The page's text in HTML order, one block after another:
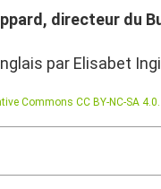
directeur du
par Elisabet
Commons CC BY-NC-SA 4.0.